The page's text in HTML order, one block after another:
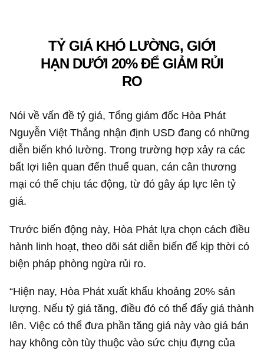
TỶ GIÁ KHÓ LƯỜNG, GIỚI
HẠN DƯỚI 20% ĐỂ GIẢM RỦI
RO
Nói về vấn đề tỷ giá, Tổng giám đốc Hòa Phát
Nguyễn Việt Thắng nhận định USD đang có những
diễn biến khó lường. Trong trường hợp xảy ra các
bất lợi liên quan đến thuế quan, cán cân thương
mại có thể chịu tác động, từ đó gây áp lực lên tỷ
giá.
Trước biến động này, Hòa Phát lựa chọn cách điều
hành linh hoạt, theo dõi sát diễn biến để kịp thời có
biện pháp phòng ngừa rủi ro.
“Hiện nay, Hòa Phát xuất khẩu khoảng 20% sản
lượng. Nếu tỷ giá tăng, điều đó có thể đẩy giá thành
lên. Việc có thể đưa phần tăng giá này vào giá bán
hay không còn tùy thuộc vào sức chịu đựng của